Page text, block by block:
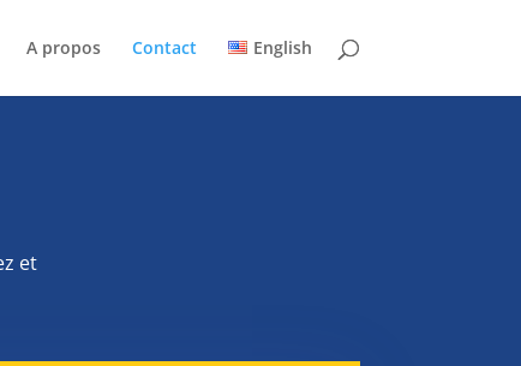
A propos Contact English
et